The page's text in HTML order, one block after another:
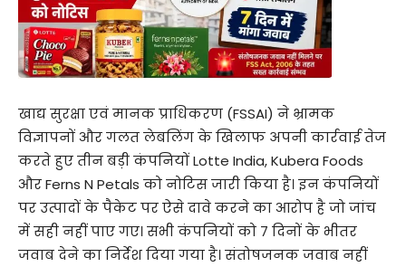
खाद्य सुरक्षा एवं मानक प्राधिकरण (FSSAI) ने भ्रामक
विज्ञापनों और गलत लेबलिंग के खिलाफ अपनी कार्रवाई तेज
करते हुए तीन बड़ी कंपनियों Lotte India, Kubera Foods
और Ferns N Petals को नोटिस जारी किया है। इन कंपनियों
पर उत्पादों के पैकेट पर ऐसे दावे करने का आरोप है जो जांच
में सही नहीं पाए गए। सभी कंपनियों को 7 दिनों के भीतर
जवाब देने का निर्देश दिया गया है। संतोषजनक जवाब नहीं